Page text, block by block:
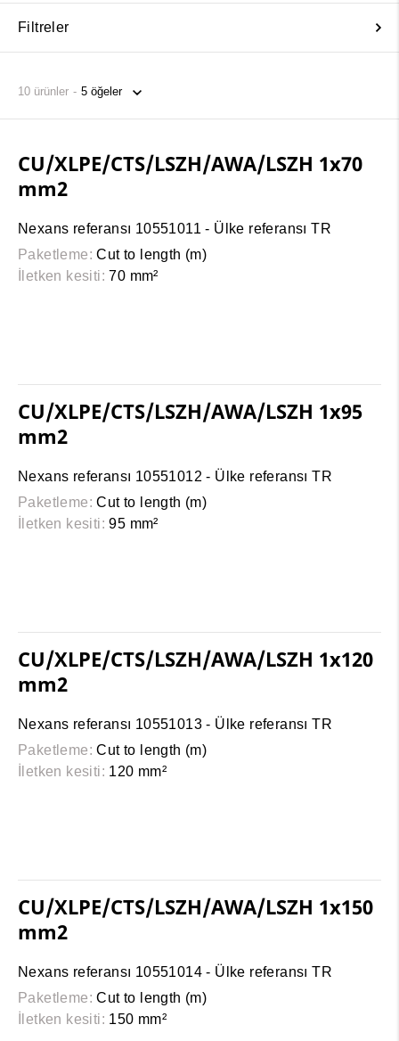
Filtreler
10 ürünler
CU/XLPE/CTS/LSZH/AWA/LSZH 1x70
mm2
Nexans referansı 10551011 - Ülke referansı TR
Paketleme: Cut to length (m)
İletken kesiti: 70 mm²
CU/XLPE/CTS/LSZH/AWA/LSZH 1x95
mm2
Nexans referansı 10551012 - Ülke referansı TR
Paketleme: Cut to length (m)
İletken kesiti: 95 mm²
CU/XLPE/CTS/LSZH/AWA/LSZH 1x120
mm2
Nexans referansı 10551013 - Ülke referansı TR
Paketleme: Cut to length (m)
İletken kesiti: 120 mm²
CU/XLPE/CTS/LSZH/AWA/LSZH 1x150
mm2
Nexans referansı 10551014 - Ülke referansı TR
Paketleme: Cut to length (m)
İletken kesiti: 150 mm²